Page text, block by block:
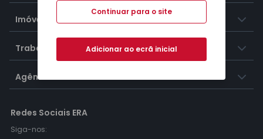
Imóveis
Trabalhar na ERA
Agências ERA
Redes Sociais ERA
Siga-nos:
Continuar para o site
Adicionar ao ecrã inicial